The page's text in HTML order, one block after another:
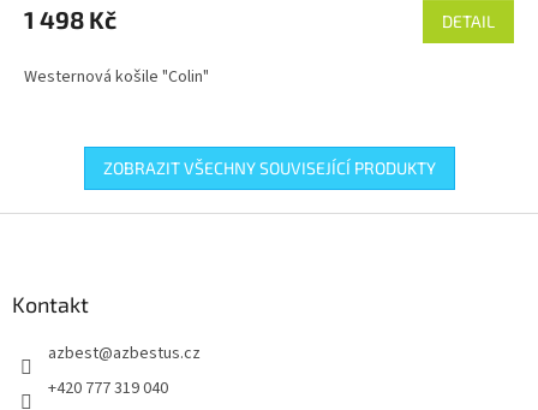
1 498 Kč DETAIL
Westernová košile "Colin"
ZOBRAZIT VŠECHNY SOUVISEJÍCÍ PRODUKTY
Kontakt
azbest@azbestus.cz
+420 777 319 040